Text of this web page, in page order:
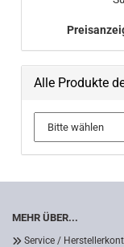
Alle Produkte
MEHR ÜBER...
Service /